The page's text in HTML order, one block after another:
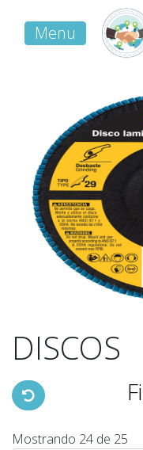
Menu
DISCOS
Mostrando 24 de 25